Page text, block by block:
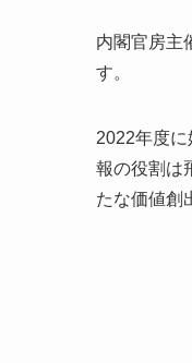
内閣官房主
す。
2022年度に
報の役割は
たな価値創